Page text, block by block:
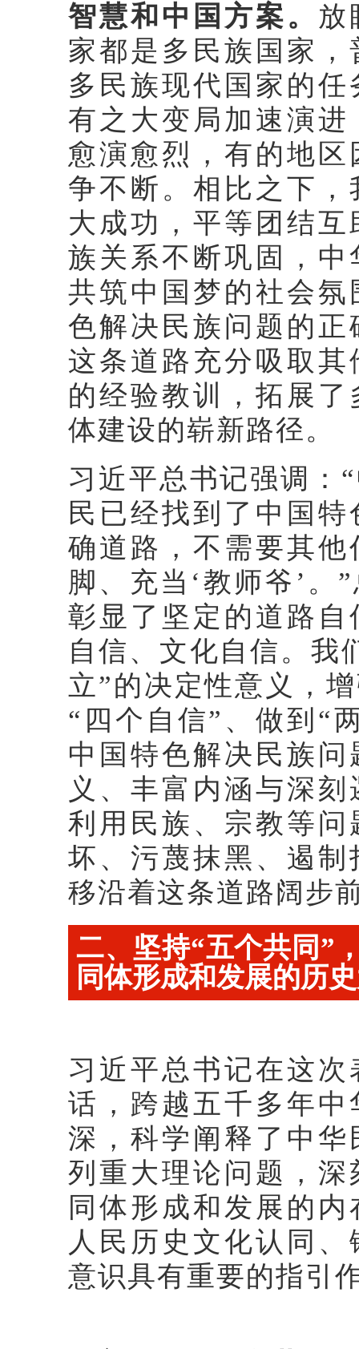
智慧和中国方案。 放
家都是多民族国家
多民族现代国家的
有之大变局加速演
愈演愈烈，有的地
争不断。相比之下
大成功，平等团结
族关系不断巩固，
共筑中国梦的社会
色解决民族问题的
这条道路充分吸取
的经验教训，拓展
体建设的崭新路径。
习近平总书记强调：
民已经找到了中国
确道路，不需要其
脚、充当‘教师爷’。
彰显了坚定的道路
自信、文化自信。我
立”的决定性意义，
“四个自信”、做到“
中国特色解决民族
义、丰富内涵与深
利用民族、宗教等
坏、污蔑抹黑、遏
移沿着这条道路阔步
二、坚持“五个共同”
同体形成和发展的历
习近平总书记在这
话，跨越五千多年
深，科学阐释了中
列重大理论问题，
同体形成和发展的
人民历史文化认同
意识具有重要的指引